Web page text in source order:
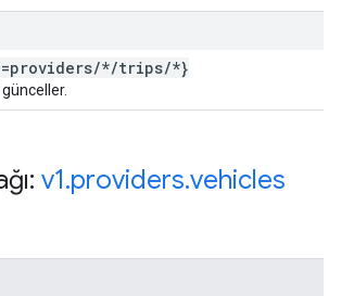
/*/trips/*}
v1.providers.vehicles